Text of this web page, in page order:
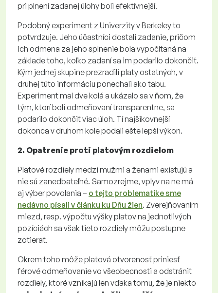
pri plnení zadanej úlohy boli efektívnejší.
Podobný experiment z Univerzity v Berkeley to
potvrdzuje. Jeho účastníci dostali zadanie, pričom
ich odmena za jeho splnenie bola vypočítaná na
základe toho, koľko zadaní sa im podarilo dokončiť.
Kým jednej skupine prezradili platy ostatných, v
druhej túto informáciu ponechali ako tabu.
Experiment mal dve kolá a ukázalo sa v ňom, že
tým, ktorí boli odmeňovaní transparentne, sa
podarilo dokončiť viac úloh. Tí najšikovnejší
dokonca v druhom kole podali ešte lepší výkon.
2. Opatrenie proti platovým rozdielom
Platové rozdiely medzi mužmi a ženami existujú a
nie sú zanedbateľné. Samozrejme, vplyv na ne má
aj výber povolania – o tejto problematike sme
nedávno písali v článku ku Dňu žien. Zverejňovaním
miezd, resp. výpočtu výšky platov na jednotlivých
pozíciách sa však tieto rozdiely môžu postupne
zotierať.
Okrem toho môže platová otvorenosť priniesť
férové odmeňovanie vo všeobecnosti a odstrániť
rozdiely, ktoré vznikajú len vďaka tomu, že je niekto